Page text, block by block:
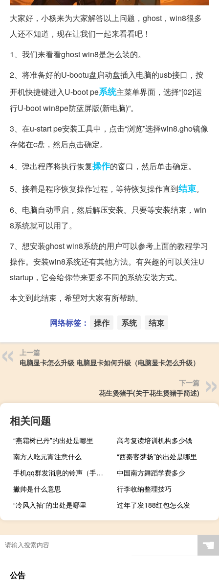
大家好，小杨来为大家解答以上问题，ghost，win8很多
人还不知道，现在让我们一起来看看吧！
1、我们来看看ghost win8是怎么装的。
2、将准备好的U-bootu盘启动盘插入电脑的usb接口，按
开机快捷键进入U-boot pe系统主菜单界面，选择“[02]运
行U-boot win8pe防蓝屏版(新电脑)”。
3、在u-start pe安装工具中，点击“浏览”选择win8.gho镜像
存储在c盘，然后点击确定。
4、弹出程序将执行恢复操作的窗口，然后单击确定。
5、接着是程序恢复操作过程，等待恢复操作直到结束。
6、电脑自动重启，然后解压安装。只要等安装结束，win
8系统就可以用了。
7、想安装ghost win8系统的用户可以参考上面的教程学习
操作。安装win8系统还有其他方法。有兴趣的可以关注U
startup，它会给你带来更多不同的系统安装方式。
本文到此结束，希望对大家有所帮助。
网络标签： 操作 系统 结束
上一篇
电脑显卡怎么升级 电脑显卡如何升级（电脑显卡怎么升级）
下一篇
花生煲猪手(关于花生煲猪手简述)
相关问题
“燕霜树已丹”的出处是哪里
高考复读培训机构多少钱
南方人吃元宵注意什么
“西秦客梦扬”的出处是哪里
手机qq群发消息的铃声（手机qq群发消息怎么发）
中国南方舞蹈学费多少
撇帅是什么意思
行李收纳整理技巧
“冷风入袖”的出处是哪里
过年了发188红包怎么发
☚
公告